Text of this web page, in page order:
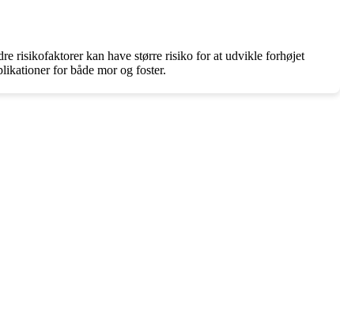
risikofaktorer kan have større risiko for at udvikle forhøjet
for både mor og foster.